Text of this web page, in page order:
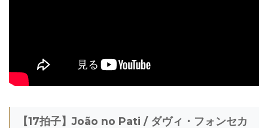
【17拍子】João no Pati / ダヴィ・フォンセカ